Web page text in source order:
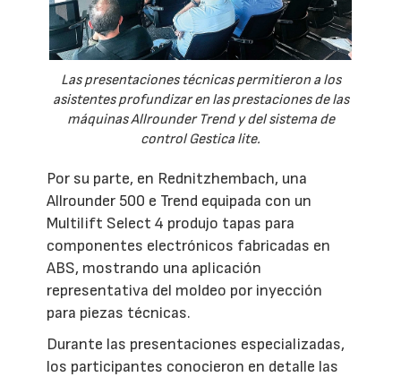
Las presentaciones técnicas permitieron a los
asistentes profundizar en las prestaciones de las
máquinas Allrounder Trend y del sistema de
control Gestica lite.
Por su parte, en Rednitzhembach, una
Allrounder 500 e Trend equipada con un
Multilift Select 4 produjo tapas para
componentes electrónicos fabricadas en
ABS, mostrando una aplicación
representativa del moldeo por inyección
para piezas técnicas.
Durante las presentaciones especializadas,
los participantes conocieron en detalle las